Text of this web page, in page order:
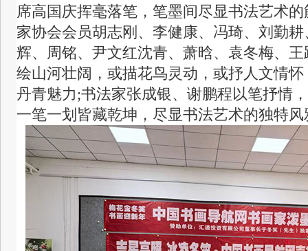
席高国庆挥毫落笔，笔墨间尽显书法艺术
家协会会员胡志刚、李健康、冯琦、刘勤
辉、周铭、尹文红沈青、萧晗、袁冬梅、
绘山河壮阔，或描花鸟灵动，或抒人文情
丹青魅力;书法家张成银、谢鹏程以笔抒情
一笔一划皆藏乾坤，尽显书法艺术的独特风